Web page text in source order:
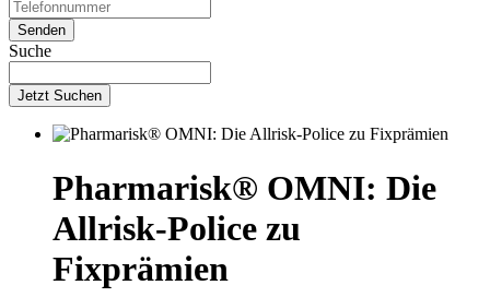
Suche
Jetzt Suchen
Pharmarisk® OMNI: Die
Allrisk-Police zu
Fixprämien